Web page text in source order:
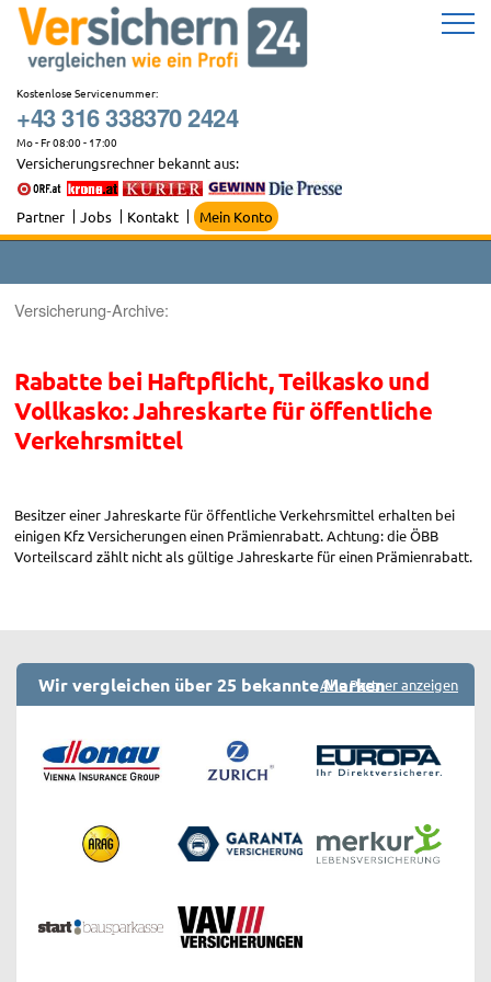
Zum
Inhalt
springen
Kostenlose Servicenummer:
+43 316 338370 2424
Mo - Fr 08:00 - 17:00
Versicherungsrechner bekannt aus:
Partner Jobs Kontakt Mein Konto
Versicherung-Archive:
Rabatte bei Haftpflicht, Teilkasko und
Vollkasko: Jahreskarte für öffentliche
Verkehrsmittel
Besitzer einer Jahreskarte für öffentliche Verkehrsmittel erhalten bei
einigen Kfz Versicherungen einen Prämienrabatt. Achtung: die ÖBB
Vorteilscard zählt nicht als gültige Jahreskarte für einen Prämienrabatt.
Wir vergleichen über 25 bekannte MarkenAlle Partner anzeigen